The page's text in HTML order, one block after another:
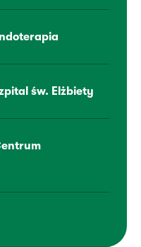
św. Elżbiety